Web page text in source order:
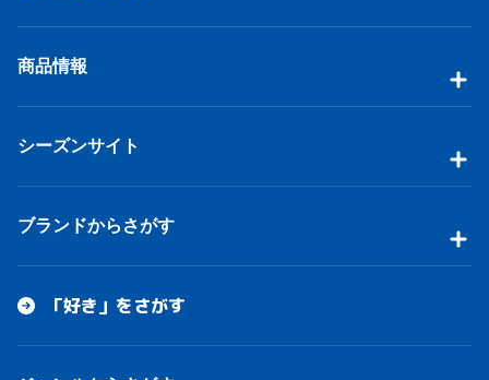
商品情報
シーズンサイト
ブランドからさがす
「好き」をさがす